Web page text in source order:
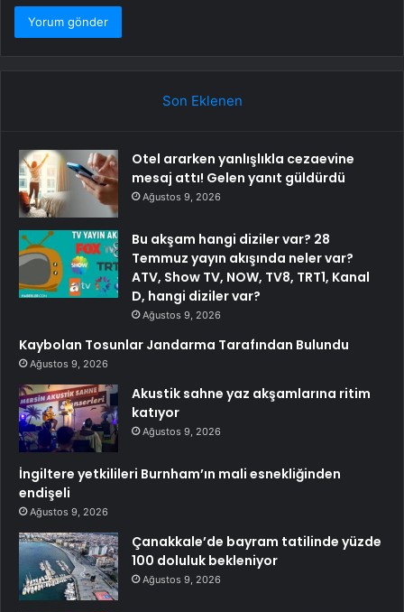
Son Eklenen
Otel ararken yanlışlıkla cezaevine
mesaj attı! Gelen yanıt güldürdü
Ağustos 9, 2026
Bu akşam hangi diziler var? 28
Temmuz yayın akışında neler var?
ATV, Show TV, NOW, TV8, TRT1, Kanal
D, hangi diziler var?
Ağustos 9, 2026
Kaybolan Tosunlar Jandarma Tarafından Bulundu
Ağustos 9, 2026
Akustik sahne yaz akşamlarına ritim
katıyor
Ağustos 9, 2026
İngiltere yetkilileri Burnham’ın mali esnekliğinden
endişeli
Ağustos 9, 2026
Çanakkale’de bayram tatilinde yüzde
100 doluluk bekleniyor
Ağustos 9, 2026